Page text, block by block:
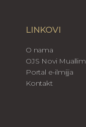
LINKOVI
O nama
OJS Novi Muallim
Portal e-ilmijja
Kontakt